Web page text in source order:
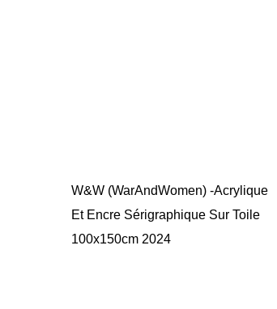
W&W (WarAndWomen) -Acrylique
Et Encre Sérigraphique Sur Toile
100x150cm 2024